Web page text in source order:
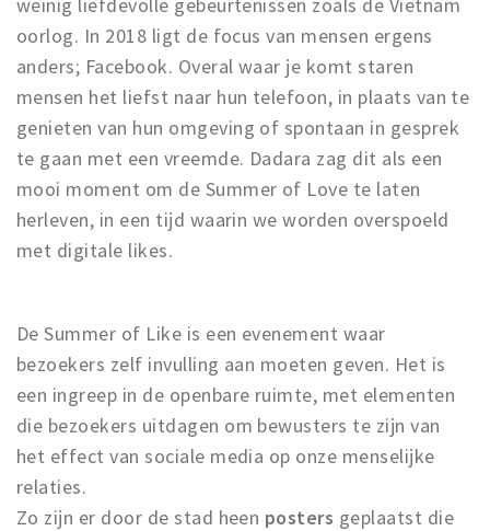
oorlog. In 2018 ligt de focus van mensen ergens
anders; Facebook. Overal waar je komt staren
mensen het liefst naar hun telefoon, in plaats van te
genieten van hun omgeving of spontaan in gesprek
te gaan met een vreemde. Dadara zag dit als een
mooi moment om de Summer of Love te laten
herleven, in een tijd waarin we worden overspoeld
met digitale likes.
De Summer of Like is een evenement waar
bezoekers zelf invulling aan moeten geven. Het is
een ingreep in de openbare ruimte, met elementen
die bezoekers uitdagen om bewusters te zijn van
het effect van sociale media op onze menselijke
relaties.
Zo zijn er door de stad heen posters geplaatst die